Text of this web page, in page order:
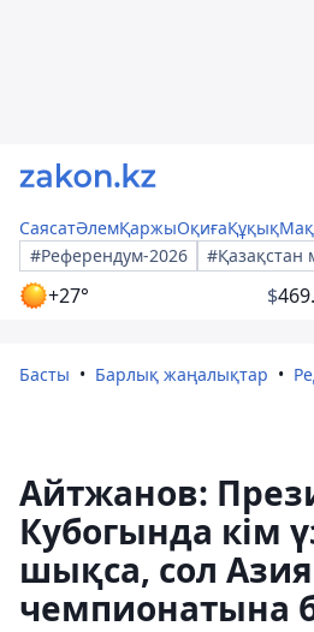
СаясатӘлемҚаржыОқиғаҚұқық
#Референдум-2026
+27° $
Басты Барлық жаңалықтар
Айтжанов:
Кубогында кім
шықса, сол Азия
чемпионатына